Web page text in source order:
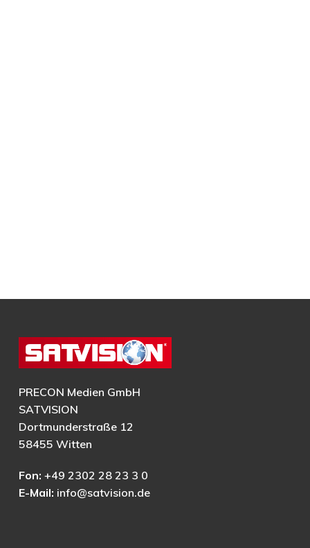
PRECON Medien GmbH
SATVISION
Dortmunderstraße 12
58455 Witten
Fon: +49 2302 28 23 3 0
E-Mail: info@satvision.de